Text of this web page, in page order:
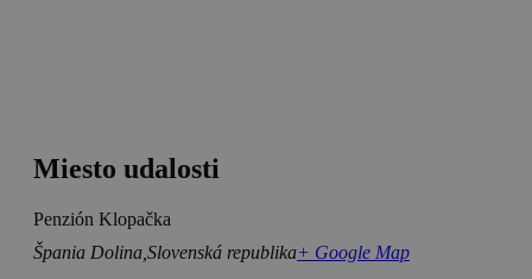
Miesto udalosti
Penzión Klopačka
Špania Dolina Slovenská republika+ Google Map